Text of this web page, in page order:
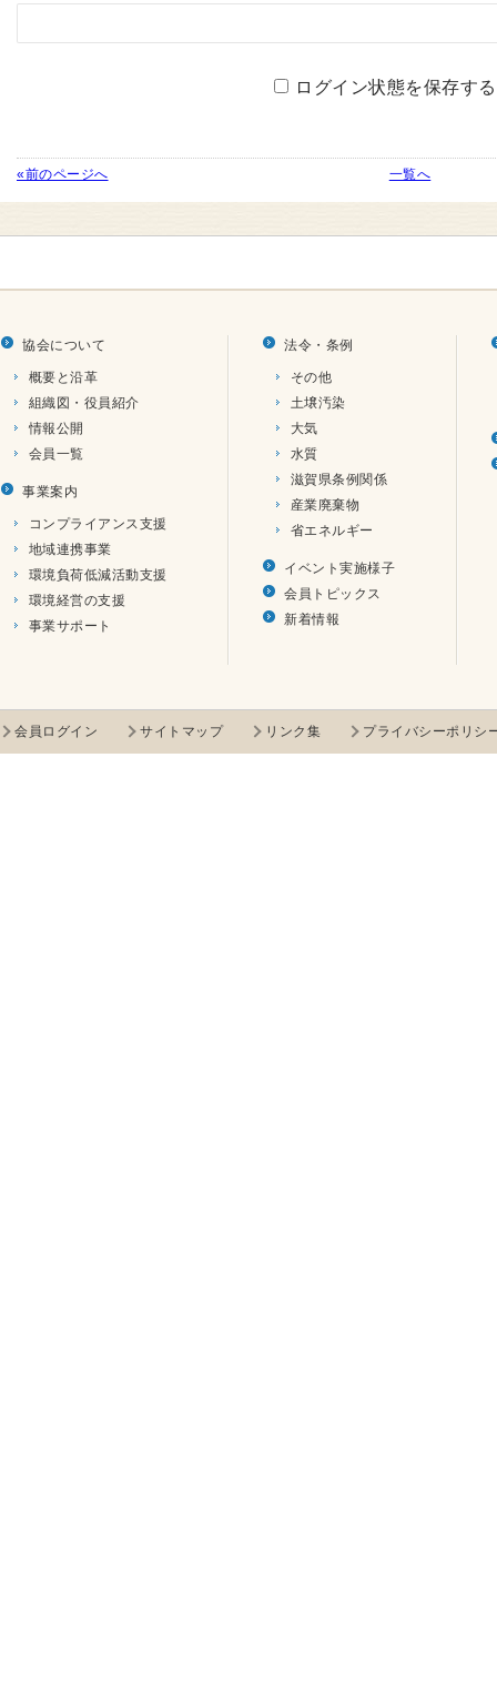
ログイン状態を保存する
«前のページへ 一覧へ
協会について
概要と沿革
組織図・役員紹介
情報公開
会員一覧
事業案内
コンプライアンス支援
地域連携事業
環境負荷低減活動支援
環境経営の支援
事業サポート
法令・条例
その他
土壌汚染
大気
水質
滋賀県条例関係
産業廃棄物
省エネルギー
イベント実施様子
会員トピックス
新着情報
会員ログイン サイトマップ リンク集 プライバシーポリシ